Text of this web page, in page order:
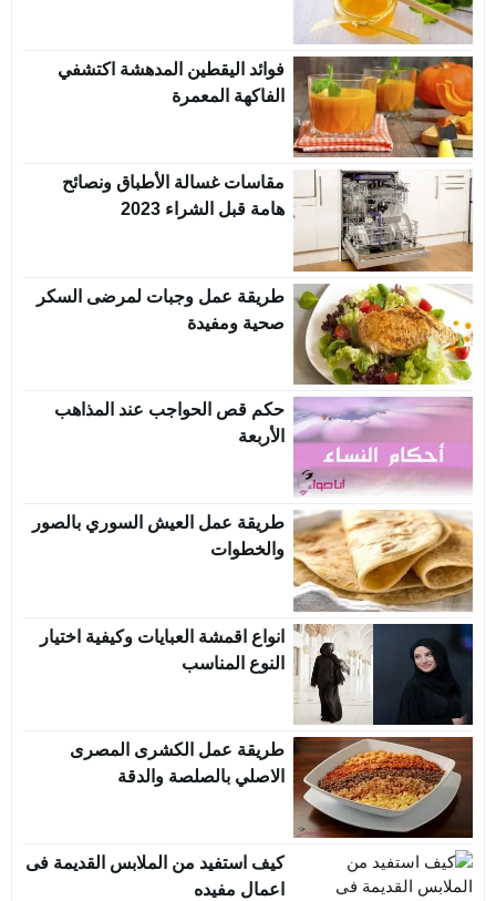
فوائد اليقطين المدهشة اكتشفي
الفاكهة المعمرة
مقاسات غسالة الأطباق ونصائح
هامة قبل الشراء 2023
طريقة عمل وجبات لمرضى السكر
صحية ومفيدة
حكم قص الحواجب عند المذاهب
الأربعة
طريقة عمل العيش السوري بالصور
والخطوات
انواع اقمشة العبايات وكيفية اختيار
النوع المناسب
طريقة عمل الكشرى المصرى
الاصلي بالصلصة والدقة
كيف استفيد من الملابس القديمة فى
اعمال مفيده